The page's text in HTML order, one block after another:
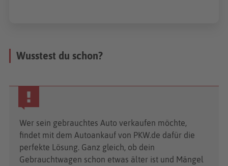
Wusstest du schon?
Wer sein gebrauchtes Auto verkaufen möchte,
findet mit dem Autoankauf von PKW.de dafür die
perfekte Lösung. Ganz gleich, ob dein
Gebrauchtwagen schon etwas älter ist und Mängel